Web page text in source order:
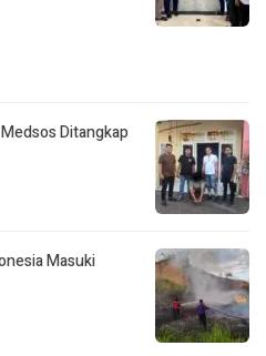
Ditangkap
Masuki